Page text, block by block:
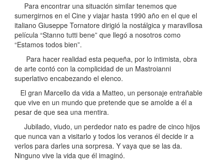
Para encontrar una situación similar tenemos que
sumergirnos en el Cine y viajar hasta 1990 año en el que el
italiano Giuseppe Tornatore dirigió la nostálgica y maravillosa
película “Stanno tutti bene” que llegó a nosotros como
“Estamos todos bien”.
Para hacer realidad esta pequeña, por lo intimista, obra
de arte contó con la complicidad de un Mastroianni
superlativo encabezando el elenco.
El gran Marcello da vida a Matteo, un personaje entrañable
que vive en un mundo que pretende que se amolde a él a
pesar de que sea una mentira.
Jubilado, viudo, un perdedor nato es padre de cinco hijos
que nunca van a visitarlo y todos los veranos él decide ir a
verlos para darles una sorpresa. Y vaya que se las da.
Ninguno vive la vida que él imaginó.